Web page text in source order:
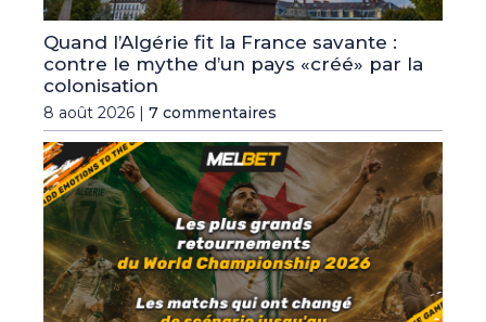
Quand l’Algérie fit la France savante :
contre le mythe d’un pays «créé» par la
colonisation
8 août 2026 | 7 commentaires